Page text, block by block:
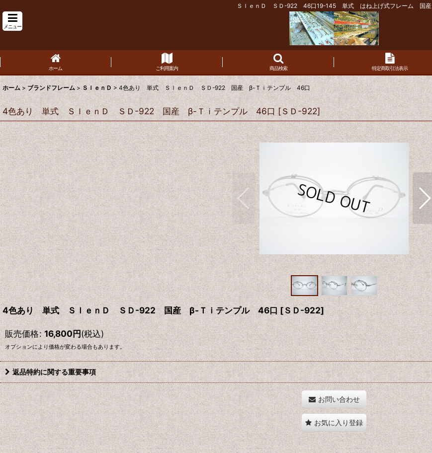
ＳｌｅｎＤ ＳＤ-922 46口19-145 単式 はね上げ式フレーム 国産
メニュー
ホーム ご利用案内 商品検索 特定商取引法表示
ホーム > ブランドフレーム > ＳｌｅｎＤ > 4色あり 単式 ＳｌｅｎＤ ＳＤ-922 国産 β-Ｔｉテンプル 46口
4色あり 単式 ＳｌｅｎＤ ＳＤ-922 国産 β-Ｔｉテンプル 46口 [ＳＤ-922]
4色あり 単式 ＳｌｅｎＤ ＳＤ-922 国産 β-Ｔｉテンプル 46口 [ＳＤ-922]
販売価格: 16,800円(税込)
オプションにより価格が変わる場合もあります。
返品特約に関する重要事項
お問い合わせ
お気に入り登録